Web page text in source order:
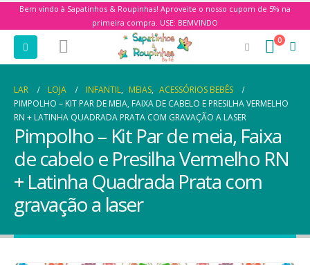
Bem vindo à Sapatinhos & Roupinhas! Aproveite o nosso cupom de 5% na
primeira compra. USE: BEMVINDO
0
LAR LOJA INFANTIL, MEIAS, ACESSÓRIOS BEBÊS
PIMPOLHO – KIT PAR DE MEIA, FAIXA DE CABELO E PRESILHA VERMELHO
RN + LATINHA QUADRADA PRATA COM GRAVAÇÃO A LASER
Pimpolho – Kit Par de meia, Faixa
de cabelo e Presilha Vermelho RN
+ Latinha Quadrada Prata com
gravação a laser